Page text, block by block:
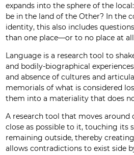
expands into the sphere of the
be in the land of the Other? In the
identity, this also includes
than one place—or to no place at
Language is a research tool to
and bodily-biographical
and absence of cultures and
memorials of what is considered
them into a materiality that does
A research tool that moves around
close as possible to it, touching its
remaining outside, thereby
allows contradictions to exist side